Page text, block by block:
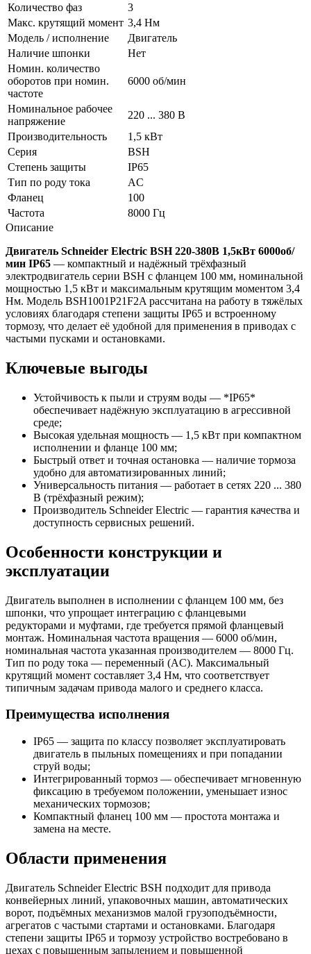
Количество фаз
3
Макс. крутящий момент 3,4 Нм
Модель / исполнение
Двигатель
Наличие шпонки
Нет
Номин. количество
оборотов при номин.
частоте
6000 об/мин
Номинальное рабочее
напряжение
220 ... 380 В
Производительность
1,5 кВт
Серия
BSH
Степень защиты
IP65
Тип по роду тока
AC
Фланец
100
Частота
8000 Гц
Описание
Двигатель Schneider Electric BSH 220-380В 1,5кВт 6000об/
мин IP65 — компактный и надёжный трёхфазный
электродвигатель серии BSH с фланцем 100 мм, номинальной
мощностью 1,5 кВт и максимальным крутящим моментом 3,4
Нм. Модель BSH1001P21F2A рассчитана на работу в тяжёлых
условиях благодаря степени защиты IP65 и встроенному
тормозу, что делает её удобной для применения в приводах с
частыми пусками и остановками.
Ключевые выгоды
Устойчивость к пыли и струям воды — *IP65*
обеспечивает надёжную эксплуатацию в агрессивной
среде;
Высокая удельная мощность — 1,5 кВт при компактном
исполнении и фланце 100 мм;
Быстрый ответ и точная остановка — наличие тормоза
удобно для автоматизированных линий;
Универсальность питания — работает в сетях 220 ... 380
В (трёхфазный режим);
Производитель Schneider Electric — гарантия качества и
доступность сервисных решений.
Особенности конструкции и
эксплуатации
Двигатель выполнен в исполнении с фланцем 100 мм, без
шпонки, что упрощает интеграцию с фланцевыми
редукторами и муфтами, где требуется прямой фланцевый
монтаж. Номинальная частота вращения — 6000 об/мин,
номинальная частота указанная производителем — 8000 Гц.
Тип по роду тока — переменный (AC). Максимальный
крутящий момент составляет 3,4 Нм, что соответствует
типичным задачам привода малого и среднего класса.
Преимущества исполнения
IP65 — защита по классу позволяет эксплуатировать
двигатель в пыльных помещениях и при попадании
струй воды;
Интегрированный тормоз — обеспечивает мгновенную
фиксацию в требуемом положении, уменьшает износ
механических тормозов;
Компактный фланец 100 мм — простота монтажа и
замена на месте.
Области применения
Двигатель Schneider Electric BSH подходит для привода
конвейерных линий, упаковочных машин, автоматических
ворот, подъёмных механизмов малой грузоподъёмности,
агрегатов с частыми стартами и остановками. Благодаря
степени защиты IP65 и тормозу устройство востребовано в
цехах с повышенным запылением и повышенной